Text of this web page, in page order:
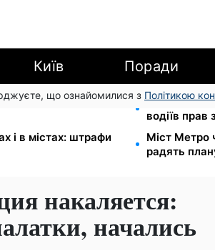
Київ Поради
що ознайомилися з Політикою
посвідчення водія:
26 000
водіїв
і в містах: штрафи
Міст Метро
радять
накаляется:
начались